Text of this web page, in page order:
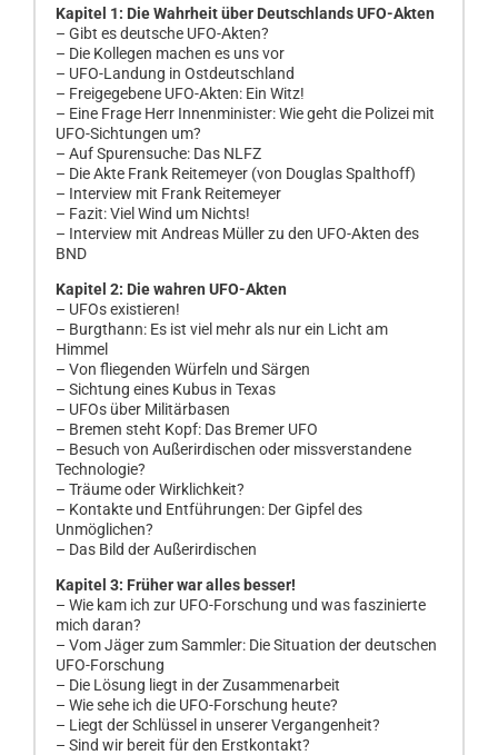
Kapitel 1: Die Wahrheit über Deutschlands UFO-Akten
– Gibt es deutsche UFO-Akten?
– Die Kollegen machen es uns vor
– UFO-Landung in Ostdeutschland
– Freigegebene UFO-Akten: Ein Witz!
– Eine Frage Herr Innenminister: Wie geht die Polizei mit
UFO-Sichtungen um?
– Auf Spurensuche: Das NLFZ
– Die Akte Frank Reitemeyer (von Douglas Spalthoff)
– Interview mit Frank Reitemeyer
– Fazit: Viel Wind um Nichts!
– Interview mit Andreas Müller zu den UFO-Akten des
BND
Kapitel 2: Die wahren UFO-Akten
– UFOs existieren!
– Burgthann: Es ist viel mehr als nur ein Licht am
Himmel
– Von fliegenden Würfeln und Särgen
– Sichtung eines Kubus in Texas
– UFOs über Militärbasen
– Bremen steht Kopf: Das Bremer UFO
– Besuch von Außerirdischen oder missverstandene
Technologie?
– Träume oder Wirklichkeit?
– Kontakte und Entführungen: Der Gipfel des
Unmöglichen?
– Das Bild der Außerirdischen
Kapitel 3: Früher war alles besser!
– Wie kam ich zur UFO-Forschung und was faszinierte
mich daran?
– Vom Jäger zum Sammler: Die Situation der deutschen
UFO-Forschung
– Die Lösung liegt in der Zusammenarbeit
– Wie sehe ich die UFO-Forschung heute?
– Liegt der Schlüssel in unserer Vergangenheit?
– Sind wir bereit für den Erstkontakt?